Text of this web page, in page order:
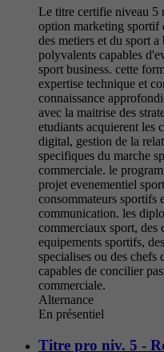
Le titre certifie niveau 5
option marketing sportif
des metiers et du sport
polyvalents capables
sport business. cette
expertise technique et
connaissance
avec la maitrise des
etudiants acquierent les
digital, gestion de la
specifiques du marche
commerciale. le
projet evenementiel
consommateurs sportifs
communication. les
commerciaux sport, des
equipements sportifs,
specialises ou des chefs
capables de concilier
commerciale.
Alternance
En présentiel
Titre pro niv. 5 -